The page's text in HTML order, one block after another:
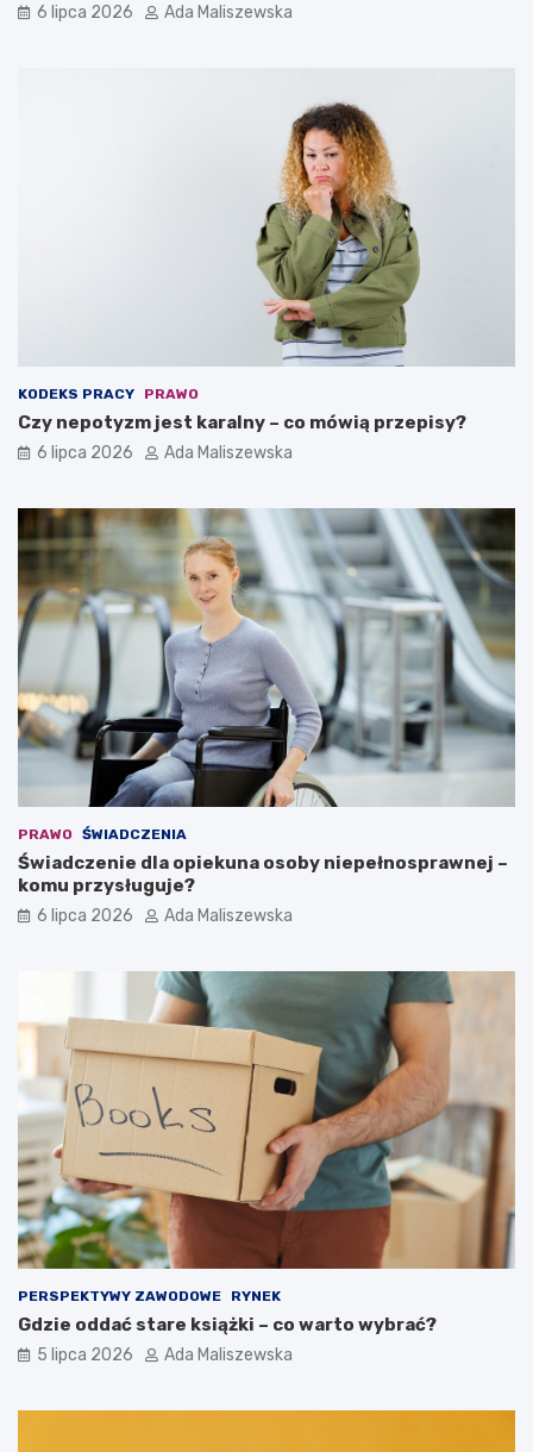
6 lipca 2026 Ada Maliszewska
KODEKS PRACY PRAWO
Czy nepotyzm jest karalny – co mówią przepisy?
6 lipca 2026 Ada Maliszewska
PRAWO ŚWIADCZENIA
Świadczenie dla opiekuna osoby niepełnosprawnej –
komu przysługuje?
6 lipca 2026 Ada Maliszewska
PERSPEKTYWY ZAWODOWE RYNEK
Gdzie oddać stare książki – co warto wybrać?
5 lipca 2026 Ada Maliszewska